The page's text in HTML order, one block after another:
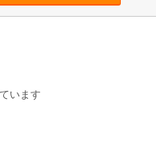
います